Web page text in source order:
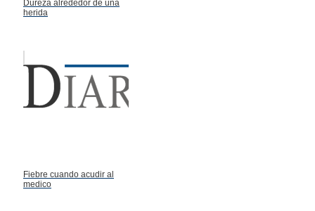
Dureza alrededor de una
herida
Fiebre cuando acudir al
medico